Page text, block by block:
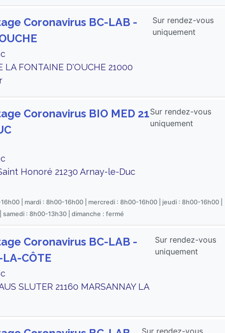
Coronavirus BC-LAB -
LA FONTAINE D'OUCHE 21000
Sur rendez-vous
uniquement
Coronavirus BIO MED 21
Honoré 21230 Arnay-le-Duc
Sur rendez-vous
uniquement
| mardi : 8h00-16h00 | mercredi : 8h00-16h00 | jeudi : 8h00-16h00 |
: 8h00-13h30 | dimanche : fermé
Coronavirus BC-LAB -
LA-CÔTE
SLUTER 21160 MARSANNAY LA
Sur rendez-vous
uniquement
Sur rendez-vous